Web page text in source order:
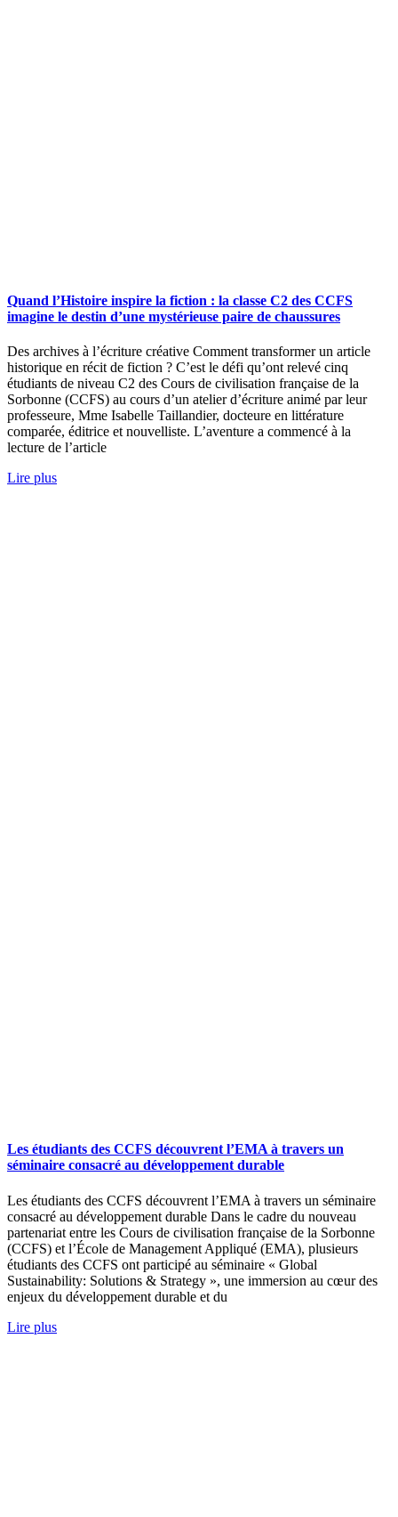
Quand l’Histoire inspire la fiction : la classe C2 des CCFS
imagine le destin d’une mystérieuse paire de chaussures
Des archives à l’écriture créative Comment transformer un article
historique en récit de fiction ? C’est le défi qu’ont relevé cinq
étudiants de niveau C2 des Cours de civilisation française de la
Sorbonne (CCFS) au cours d’un atelier d’écriture animé par leur
professeure, Mme Isabelle Taillandier, docteure en littérature
comparée, éditrice et nouvelliste. L’aventure a commencé à la
lecture de l’article
Lire plus
Les étudiants des CCFS découvrent l’EMA à travers un
séminaire consacré au développement durable
Les étudiants des CCFS découvrent l’EMA à travers un séminaire
consacré au développement durable Dans le cadre du nouveau
partenariat entre les Cours de civilisation française de la Sorbonne
(CCFS) et l’École de Management Appliqué (EMA), plusieurs
étudiants des CCFS ont participé au séminaire « Global
Sustainability: Solutions & Strategy », une immersion au cœur des
enjeux du développement durable et du
Lire plus